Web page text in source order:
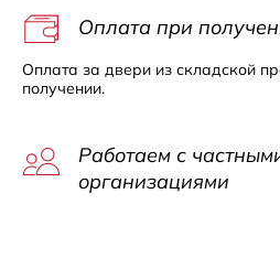
Оплата при
Оплата за двери из складской
получении.
Работаем с
организациями